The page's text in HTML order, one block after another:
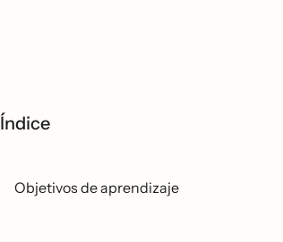
Índice
Objetivos de aprendizaje